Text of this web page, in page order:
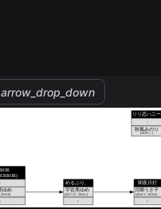
arrow_drop_down